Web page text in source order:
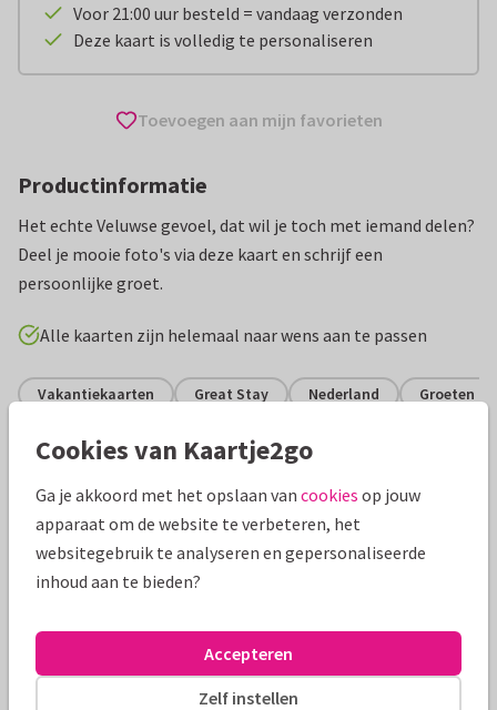
Voor 21:00 uur besteld = vandaag verzonden
Deze kaart is volledig te personaliseren
Toevoegen aan mijn favorieten
Productinformatie
Het echte Veluwse gevoel, dat wil je toch met iemand delen?
Deel je mooie foto's via deze kaart en schrijf een
persoonlijke groet.
Alle kaarten zijn helemaal naar wens aan te passen
Vakantiekaarten Great Stay Nederland Groeten
Specificaties bij deze kaart
Papiersoort: Kies uit 6 luxe papiersoorten
Witte vensterenvelop
Formaten
Cookies van Kaartje2go
Ga je akkoord met het opslaan van cookies op jouw
apparaat om de website te verbeteren, het
websitegebruik te analyseren en gepersonaliseerde
inhoud aan te bieden?
Zelf instellen
Accepteren